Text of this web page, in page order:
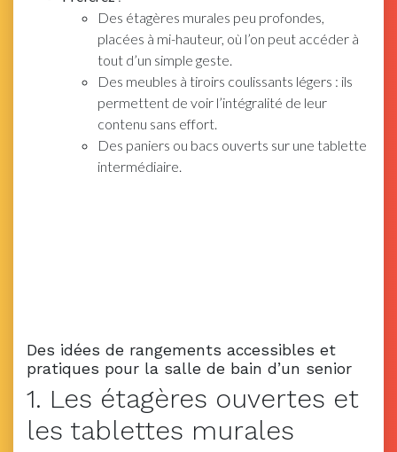
Des étagères murales peu profondes,
placées à mi-hauteur, où l’on peut accéder à
tout d’un simple geste.
Des meubles à tiroirs coulissants légers : ils
permettent de voir l’intégralité de leur
contenu sans effort.
Des paniers ou bacs ouverts sur une tablette
intermédiaire.
Des idées de rangements accessibles et
pratiques pour la salle de bain d’un senior
1. Les étagères ouvertes et
les tablettes murales